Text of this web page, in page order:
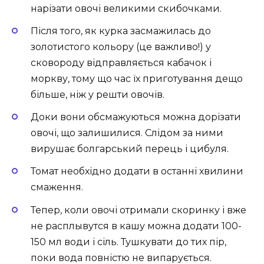
нарізати овочі великими скибочками.
Після того, як курка засмажилась до
золотистого кольору (це важливо!) у
сковороду відправляється кабачок і
моркву, тому що час їх приготування дещо
більше, ніж у решти овочів.
Доки вони обсмажуються можна дорізати
овочі, що залишилися. Слідом за ними
вирушає болгарський перець і цибуля.
Томат необхідно додати в останні хвилини
смаження.
Тепер, коли овочі отримали скоринку і вже
не расплывутся в кашу можна додати 100-
150 мл води і сіль. Тушкувати до тих пір,
поки вода повністю не випарується.